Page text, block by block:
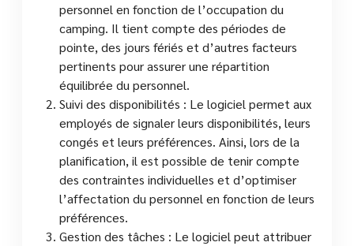
personnel en fonction de l’occupation du
camping. Il tient compte des périodes de
pointe, des jours fériés et d’autres facteurs
pertinents pour assurer une répartition
équilibrée du personnel.
Suivi des disponibilités : Le logiciel permet aux
employés de signaler leurs disponibilités, leurs
congés et leurs préférences. Ainsi, lors de la
planification, il est possible de tenir compte
des contraintes individuelles et d’optimiser
l’affectation du personnel en fonction de leurs
préférences.
Gestion des tâches : Le logiciel peut attribuer